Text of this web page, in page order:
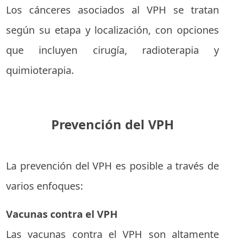
Los cánceres asociados al VPH se tratan
según su etapa y localización, con opciones
que incluyen cirugía, radioterapia y
quimioterapia.
Prevención del VPH
La prevención del VPH es posible a través de
varios enfoques:
Vacunas contra el VPH
Las vacunas contra el VPH son altamente